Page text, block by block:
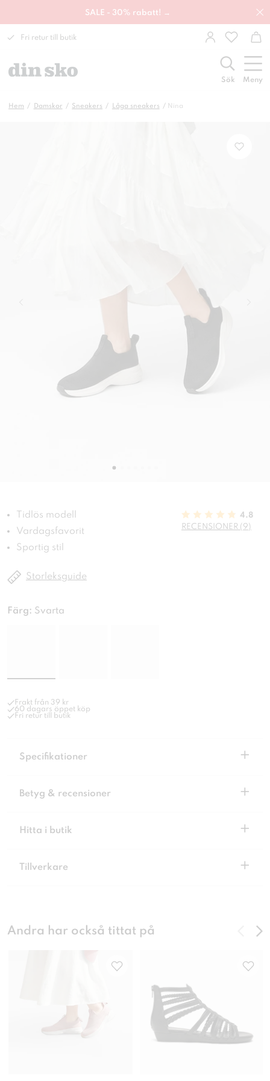
SALE - 30% rabatt! →
Fri retur till butik
Sök Meny
Hem Damskor Sneakers Låga sneakers Nina
Tidlös modell
Vardagsfavorit
Sportig stil
4.8
RECENSIONER (9)
Storleksguide
Färg: Svarta
Frakt från 39 kr
60 dagars öppet köp
Fri retur till butik
Specifikationer +
Betyg & recensioner +
Hitta i butik +
Tillverkare +
Andra har också tittat på